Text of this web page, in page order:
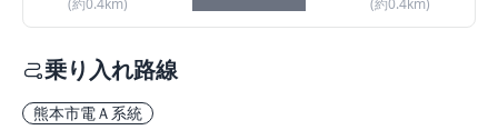
(約0.4km) (約0.4km)
乗り入れ路線
熊本市電Ａ系統